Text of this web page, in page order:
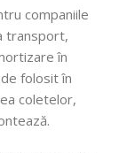
companiile
transport,
în
folosit în
coletelor,